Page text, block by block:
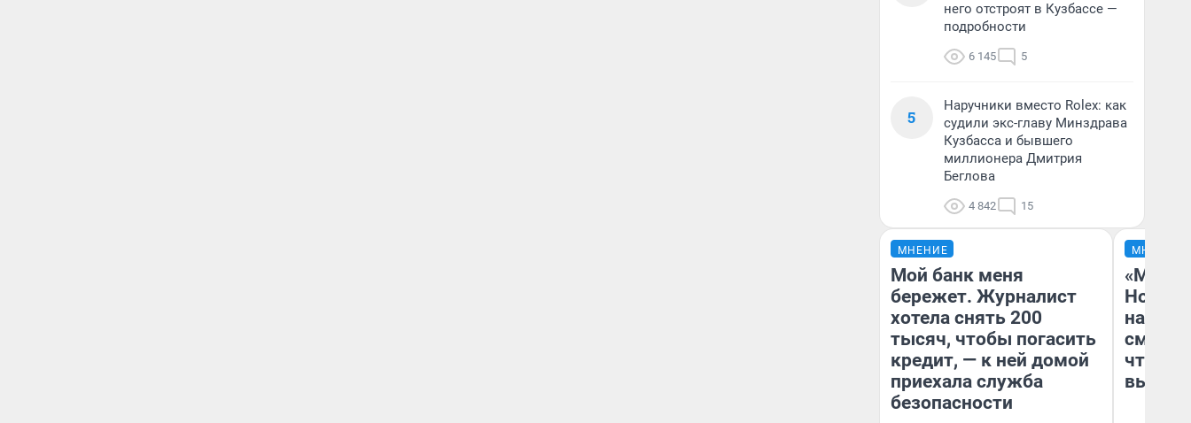
него отстроят в Кузбассе —
подробности
6 145 5
5
Наручники вместо Rolex: как
судили экс-главу Минздрава
Кузбасса и бывшего
миллионера Дмитрия
Беглова
4 842 15
МНЕНИЕ
Мой банк меня
бережет. Журналист
хотела снять 200
тысяч, чтобы погасить
кредит, — к ней домой
приехала служба
безопасности
МНЕНИЕ
«Мы
чтобы